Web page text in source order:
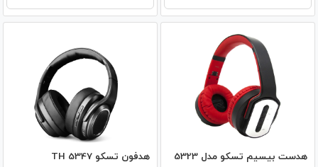
هدست بیسیم تسکو مدل 5323 هدفون تسکو TH 5347